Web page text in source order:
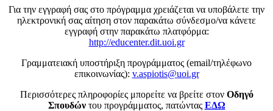
Για την εγγραφή σας στο πρόγραμμα χρειάζεται να υποβάλετε την
ηλεκτρονική σας αίτηση στον παρακάτω σύνδεσμο/να κάνετε
εγγραφή στην παρακάτω πλατφόρμα:
http://educenter.dit.uoi.gr
Γραμματειακή υποστήριξη προγράμματος (email/τηλέφωνο
επικοινωνίας): v.aspiotis@uoi.gr
Περισσότερες πληροφορίες μπορείτε να βρείτε στον Οδηγό
Σπουδώντου προγράμματος, πατώντας ΕΔΩ